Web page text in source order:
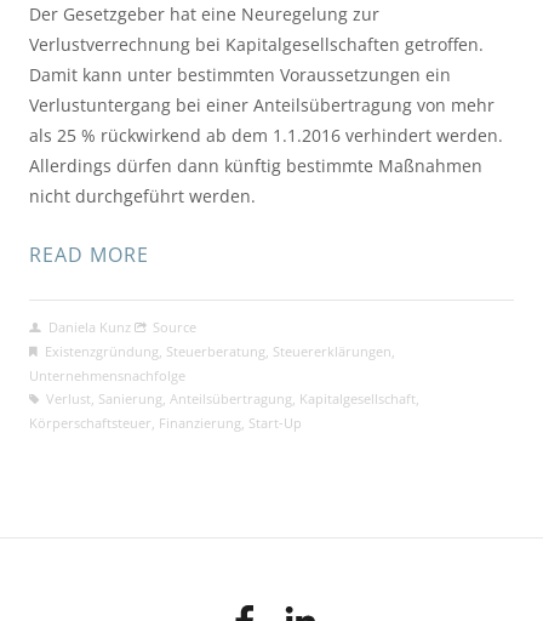
Der Gesetzgeber hat eine Neuregelung zur
Verlustverrechnung bei Kapitalgesellschaften getroffen.
Damit kann unter bestimmten Voraussetzungen ein
Verlustuntergang bei einer Anteilsübertragung von mehr
als 25 % rückwirkend ab dem 1.1.2016 verhindert werden.
Allerdings dürfen dann künftig bestimmte Maßnahmen
nicht durchgeführt werden.
READ MORE
Daniela Kunz
Source
Existenzgründung Steuerberatung Steuererklärungen
Unternehmensnachfolge
Verlust Sanierung Anteilsübertragung Kapitalgesellschaft
Körperschaftsteuer Finanzierung Start-Up